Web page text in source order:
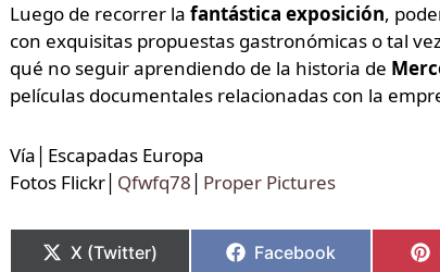
Luego de recorrer la fantástica exposición,
con exquisitas propuestas gastronómicas o tal
qué no seguir aprendiendo de la historia de
películas documentales relacionadas con la
Vía│Escapadas Europa
Fotos Flickr│ Qfwfq78 Proper Pictures
X (Twitter) Facebook